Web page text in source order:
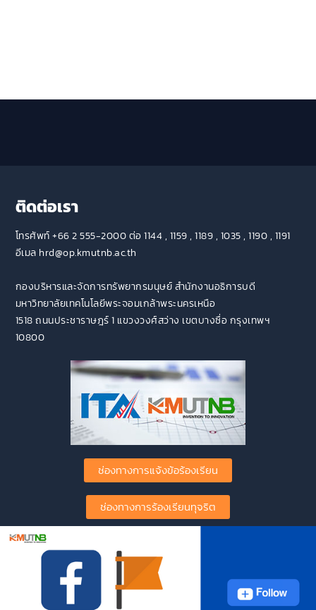
ติดต่อเรา
โทรศัพท์ +66 2 555-2000 ต่อ 1144 , 1159 , 1189 , 1035 , 1190 , 1191
อีเมล hrd@op.kmutnb.ac.th
กองบริหารและจัดการทรัพยากรมนุษย์ สำนักงานอธิการบดี
มหาวิทยาลัยเทคโนโลยีพระจอมเกล้าพระนครเหนือ
1518 ถนนประชาราษฎร์ 1 แขวงวงศ์สว่าง เขตบางซื่อ กรุงเทพฯ
10800
ช่องทางการแจ้งข้อร้องเรียน
ช่องทางการร้องเรียนทุจริต